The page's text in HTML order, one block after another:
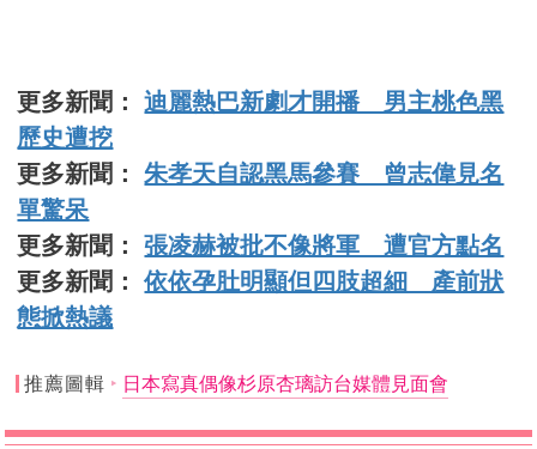
更多新聞：迪麗熱巴新劇才開播 男主桃色黑
歷史遭挖
更多新聞：朱孝天自認黑馬參賽 曾志偉見名
單驚呆
更多新聞：張凌赫被批不像將軍 遭官方點名
更多新聞：依依孕肚明顯但四肢超細 產前狀
態掀熱議
推薦圖輯 日本寫真偶像杉原杏璃訪台媒體見面會